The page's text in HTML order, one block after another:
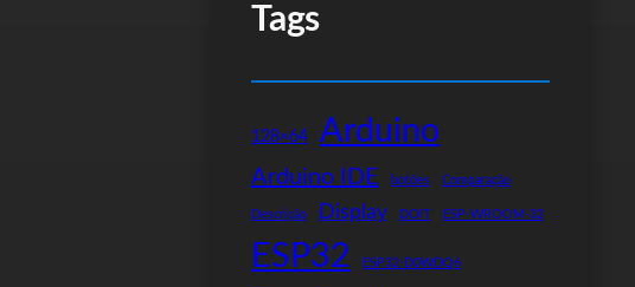
Tags
128×64 Arduino
Arduino IDE botões Comparação
Descrição Display DOIT ESP-WROOM-32
ESP32 ESP32-D0WDQ6